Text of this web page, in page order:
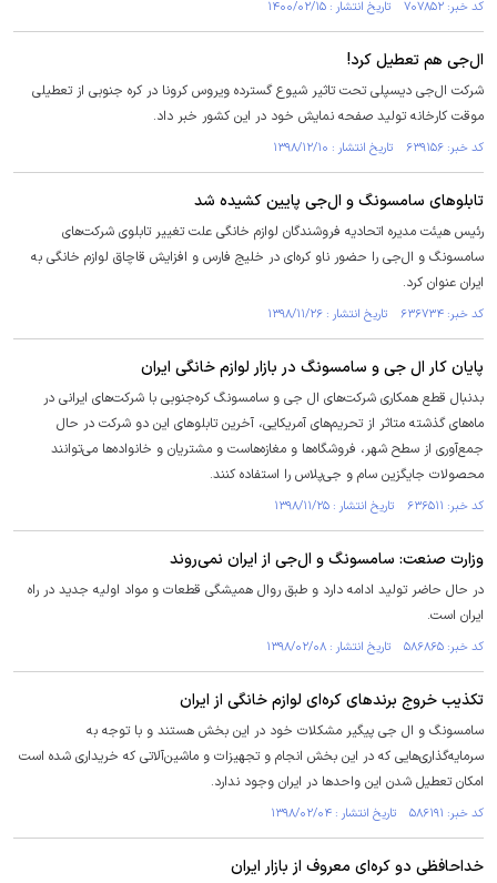
کد خبر: ۷۰۷۸۵۲ تاریخ انتشار : ۱۴۰۰/۰۲/۱۵
ال‌جی هم تعطیل کرد!
شرکت ال‌جی دیسپلی تحت تاثیر شیوع گسترده ویروس کرونا در کره جنوبی از تعطیلی
موقت کارخانه تولید صفحه نمایش خود در این کشور خبر داد.
کد خبر: ۶۳۹۱۵۶ تاریخ انتشار : ۱۳۹۸/۱۲/۱۰
تابلوهای سامسونگ و ال‌جی پایین کشیده شد
رئیس هیئت مدیره اتحادیه فروشندگان لوازم خانگی علت تغییر تابلوی شرکت‌های
سامسونگ و ال‌جی را حضور ناو کره‌ای در خلیج فارس و افزایش قاچاق لوازم خانگی به
ایران عنوان کرد.
کد خبر: ۶۳۶۷۳۴ تاریخ انتشار : ۱۳۹۸/۱۱/۲۶
پایان کار ال جی و سامسونگ در بازار لوازم‌ خانگی ایران
بدنبال قطع همکاری شرکت‌های ال جی و سامسونگ کره‌جنوبی با شرکت‌های ایرانی در
ماه‌های گذشته متاثر از تحریم‌های آمریکایی، آخرین تابلوهای این دو شرکت در حال
جمع‌آوری از سطح شهر، فروشگاه‌ها و مغازه‌هاست و مشتریان و خانواده‌ها می‌توانند
محصولات جایگزین سام و جی‌پلاس را استفاده کنند.
کد خبر: ۶۳۶۵۱۱ تاریخ انتشار : ۱۳۹۸/۱۱/۲۵
وزارت صنعت: سامسونگ و ال‌جی از ایران نمی‌روند
در حال حاضر تولید ادامه دارد و طبق روال همیشگی قطعات و مواد اولیه جدید در راه
ایران است.
کد خبر: ۵۸۶۸۶۵ تاریخ انتشار : ۱۳۹۸/۰۲/۰۸
تکذیب خروج برندهای کره‌ای لوازم خانگی از ایران
سامسونگ و ال جی پیگیر مشکلات خود در این بخش هستند و با توجه به
سرمایه‌گذاری‌هایی که در این بخش انجام و تجهیزات و ماشین‌آلاتی که خریداری شده است
امکان تعطیل شدن این واحدها در ایران وجود ندارد.
کد خبر: ۵۸۶۱۹۱ تاریخ انتشار : ۱۳۹۸/۰۲/۰۴
خداحافظی دو کره‌ای معروف از بازار ایران